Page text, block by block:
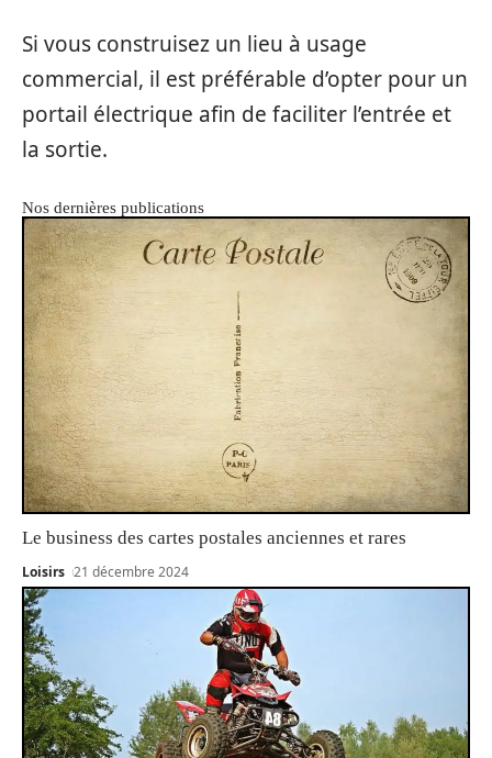
Si vous construisez un lieu à usage
commercial, il est préférable d’opter pour un
portail électrique afin de faciliter l’entrée et
la sortie.
Nos dernières publications
Le business des cartes postales anciennes et rares
Loisirs 21 décembre 2024